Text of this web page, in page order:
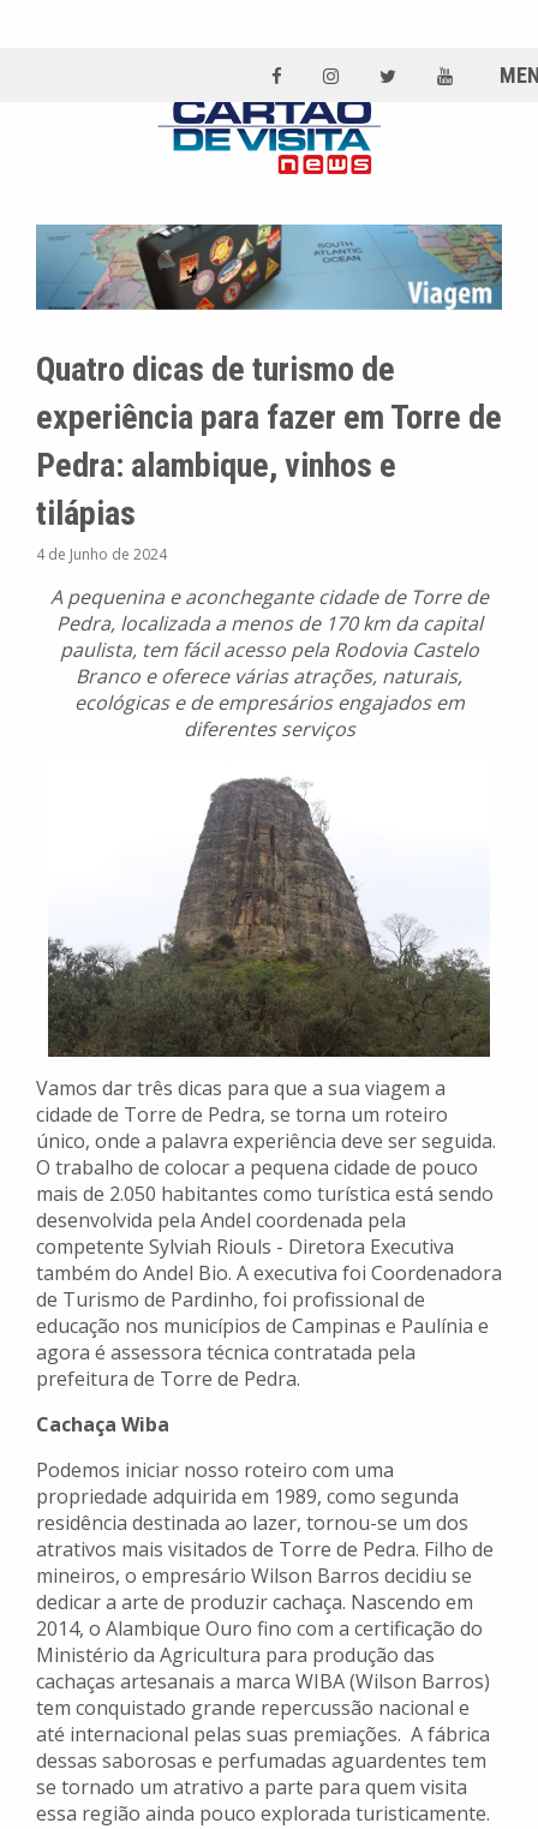
Quatro dicas de turismo de
experiência para fazer em Torre de
Pedra: alambique, vinhos e
tilápias
4 de Junho de 2024
A pequenina e aconchegante cidade de Torre de
Pedra, localizada a menos de 170 km da capital
paulista, tem fácil acesso pela Rodovia Castelo
Branco e oferece várias atrações, naturais,
ecológicas e de empresários engajados em
diferentes serviços
Vamos dar três dicas para que a sua viagem a
cidade de Torre de Pedra, se torna um roteiro
único, onde a palavra experiência deve ser seguida.
O trabalho de colocar a pequena cidade de pouco
mais de 2.050 habitantes como turística está sendo
desenvolvida pela Andel coordenada pela
competente Sylviah Riouls - Diretora Executiva
também do Andel Bio. A executiva foi Coordenadora
de Turismo de Pardinho, foi profissional de
educação nos municípios de Campinas e Paulínia e
agora é assessora técnica contratada pela
prefeitura de Torre de Pedra.
Cachaça Wiba
Podemos iniciar nosso roteiro com uma
propriedade adquirida em 1989, como segunda
residência destinada ao lazer, tornou-se um dos
atrativos mais visitados de Torre de Pedra. Filho de
mineiros, o empresário Wilson Barros decidiu se
dedicar a arte de produzir cachaça. Nascendo em
2014, o Alambique Ouro fino com a certificação do
Ministério da Agricultura para produção das
cachaças artesanais a marca WIBA (Wilson Barros)
tem conquistado grande repercussão nacional e
até internacional pelas suas premiações. A fábrica
dessas saborosas e perfumadas aguardentes tem
se tornado um atrativo a parte para quem visita
essa região ainda pouco explorada turisticamente.